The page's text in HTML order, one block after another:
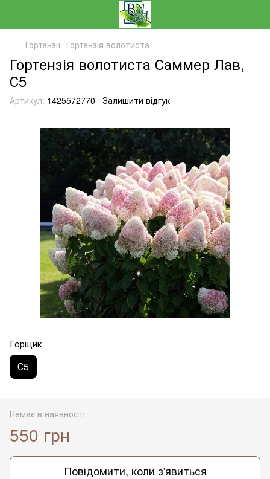
Гортензії Гортензія волотиста
Гортензія волотиста Саммер Лав,
С5
Артикул: 1425572770 Залишити відгук
Горщик
С5
Немає в наявності
550 грн
Повідомити, коли з'явиться